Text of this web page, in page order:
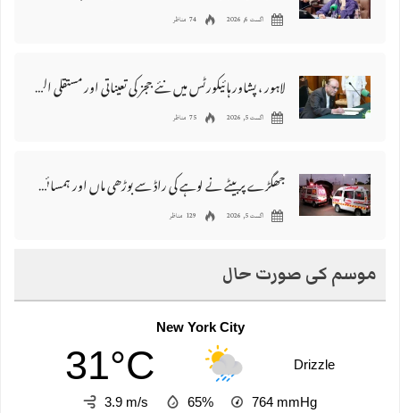
اگست 6, 2026 74 مناظر
لاہور ، پشاور ہائیکورٹس میں نئے ججز کی تعیناتی اور مستقلی التواء کا شکار
اگست 5, 2026 75 مناظر
جھگڑے پر بیٹے نے لوہے کی راڈ سے بوڑھی ماں اور ہمسائی کو قتل کردیا
اگست 5, 2026 129 مناظر
موسم کی صورت حال
New York City
31°C Drizzle
3.9 m/s 65% 764 mmHg